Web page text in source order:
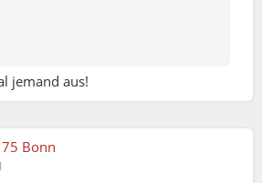
jemand aus!
Bonn